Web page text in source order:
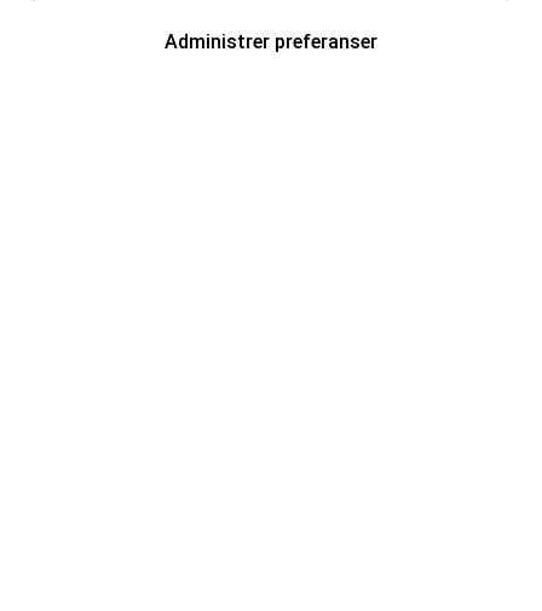
Administrer preferanser